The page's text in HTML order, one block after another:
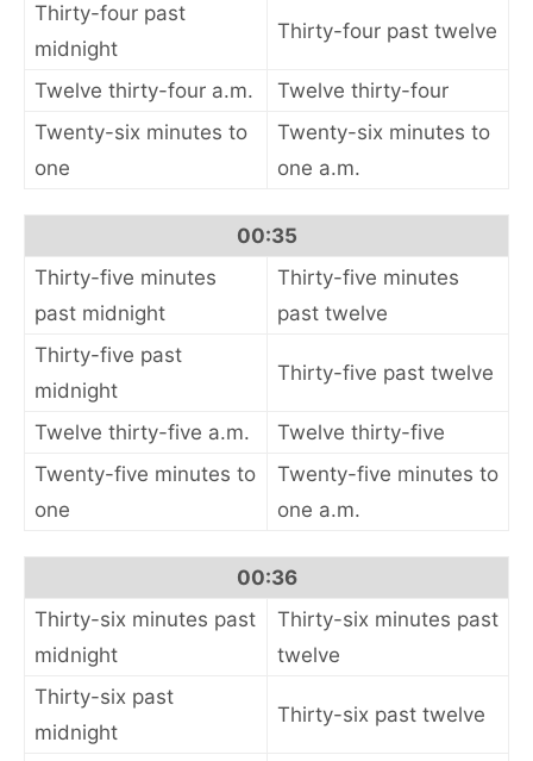
Thirty-four past
midnight
Thirty-four past twelve
Twelve thirty-four a.m.
Twelve thirty-four
Twenty-six minutes to
one
Twenty-six minutes to
one a.m.
00:35
Thirty-five minutes
past midnight
Thirty-five minutes
past twelve
Thirty-five past
midnight
Thirty-five past twelve
Twelve thirty-five a.m.
Twelve thirty-five
Twenty-five minutes to
one
Twenty-five minutes to
one a.m.
00:36
Thirty-six minutes past
midnight
Thirty-six minutes past
twelve
Thirty-six past
midnight
Thirty-six past twelve